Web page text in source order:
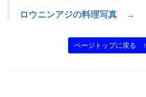
ロウニンアジの料理写真 →
ページトップに戻る ↑